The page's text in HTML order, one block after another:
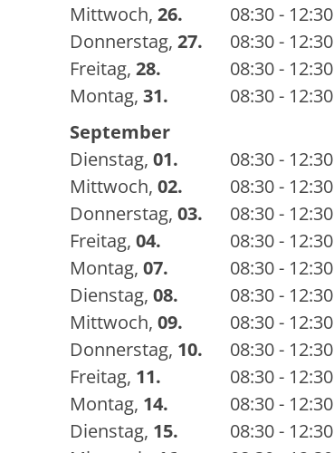
Mittwoch, 26.
08:30 - 12:30
Donnerstag, 27.
08:30 - 12:30
Freitag, 28.
08:30 - 12:30
Montag, 31.
08:30 - 12:30
September
Dienstag, 01.
08:30 - 12:30
Mittwoch, 02.
08:30 - 12:30
Donnerstag, 03.
08:30 - 12:30
Freitag, 04.
08:30 - 12:30
Montag, 07.
08:30 - 12:30
Dienstag, 08.
08:30 - 12:30
Mittwoch, 09.
08:30 - 12:30
Donnerstag, 10.
08:30 - 12:30
Freitag, 11.
08:30 - 12:30
Montag, 14.
08:30 - 12:30
Dienstag, 15.
08:30 - 12:30